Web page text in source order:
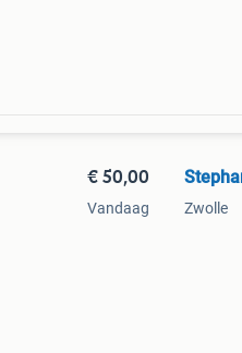
€ 50,00
Vandaag Zwolle